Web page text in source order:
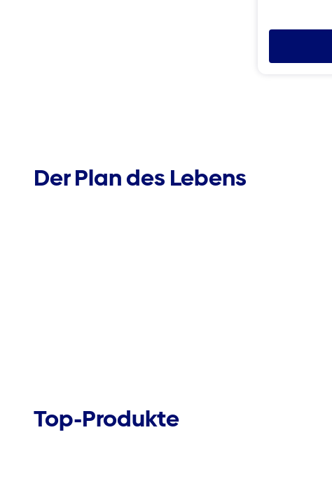
Der Plan des Lebens
Top-Produkte